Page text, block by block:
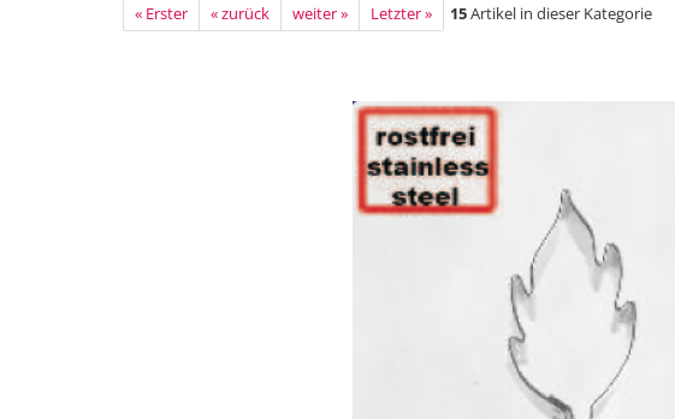
« Erster « zurück weiter » Letzter » 15Artikel in dieser Kategorie